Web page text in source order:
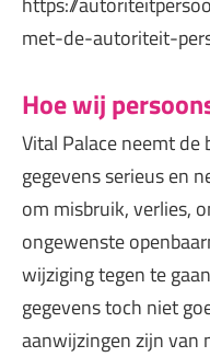
met-de-autoriteit-
Hoe wij
Vital Palace neemt
gegevens serieus en
om misbruik, verlies,
ongewenste
wijziging tegen te
gegevens toch niet
aanwijzingen zijn van